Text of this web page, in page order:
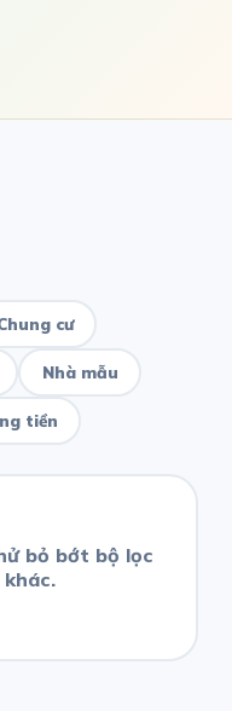
cư
Nhà mẫu
tiền
bỏ bớt bộ lọc